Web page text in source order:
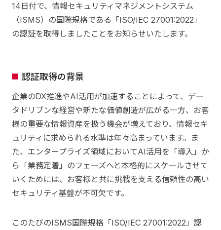
14日付で、情報セキュリティマネジメントシステム
（ISMS）の国際規格である「ISO/IEC 27001:2022」
の認証を取得しましたことをお知らせいたします。
認証取得の背景
企業のDX推進やAI活用が加速することによって、デー
タドリブンな経営や新たな価値創造が広がる一方、お客
様の重要な情報資産を扱う機会が増えており、情報セキ
ュリティに求められる水準は年々高まっています。ま
た、エンタープライズ領域においてAI活用を「導入」か
ら「業務定着」のフェーズへと本格的にスケールさせて
いくためには、お客様と共に挑戦を支える信頼性の高い
セキュリティ基盤が不可欠です。
このたびのISMS国際規格「ISO/IEC 27001:2022」認